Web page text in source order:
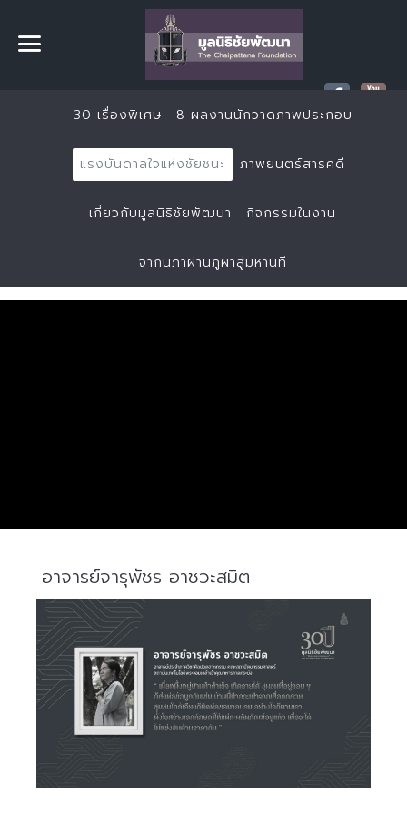
30 เรื่องพิเศษ 8 ผลงานนักวาดภาพประกอบ
แรงบันดาลใจแห่งชัยชนะ ภาพยนตร์สารคดี
เกี่ยวกับมูลนิธิชัยพัฒนา กิจกรรมในงาน
จากนภาผ่านภูผาสู่มหานที
อาจารย์จารุพัชร อาชวะสมิต